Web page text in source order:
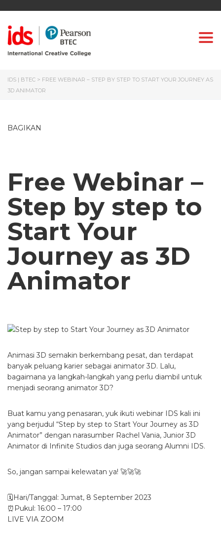
IDS | BTEC > FREE WEBINAR – STEP BY STEP TO START YOUR JOURNEY AS
3D ANIMATOR
BAGIKAN
Free Webinar –
Step by step to
Start Your
Journey as 3D
Animator
Animasi 3D semakin berkembang pesat, dan terdapat
banyak peluang karier sebagai animator 3D. Lalu,
bagaimana ya langkah-langkah yang perlu diambil untuk
menjadi seorang animator 3D?
Buat kamu yang penasaran, yuk ikuti webinar IDS kali ini
yang berjudul “Step by step to Start Your Journey as 3D
Animator” dengan narasumber Rachel Vania, Junior 3D
Animator di Infinite Studios dan juga seorang Alumni IDS.
So, jangan sampai kelewatan ya! 🚀🚀🚀
🗓️Hari/Tanggal: Jumat, 8 September 2023
⏰Pukul: 16:00 – 17:00
LIVE VIA ZOOM